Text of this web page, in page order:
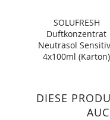
SOLUFRESH
Duftkonzentrat
Neutrasol
4x100ml (Karton)
DIESE